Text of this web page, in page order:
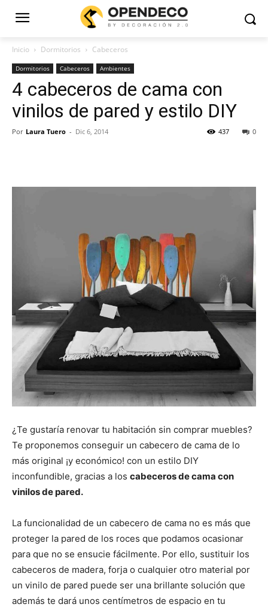
Inicio Dormitorios Cabeceros
Dormitorios Cabeceros Ambientes
4 cabeceros de cama con
vinilos de pared y estilo DIY
Por Laura Tuero - Dic 6, 2014 0
437
¿Te gustaría renovar tu habitación sin comprar muebles?
Te proponemos conseguir un cabecero de cama de lo
más original ¡y económico! con un estilo DIY
inconfundible, gracias a los cabeceros de cama con
vinilos de pared.
La funcionalidad de un cabecero de cama no es más que
proteger la pared de los roces que podamos ocasionar
para que no se ensucie fácilmente. Por ello, sustituir los
cabeceros de madera, forja o cualquier otro material por
un vinilo de pared puede ser una brillante solución que
además te dará unos centímetros de espacio en tu